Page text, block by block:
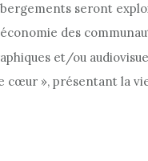
seront
des
et/ou
cœur », présentant la